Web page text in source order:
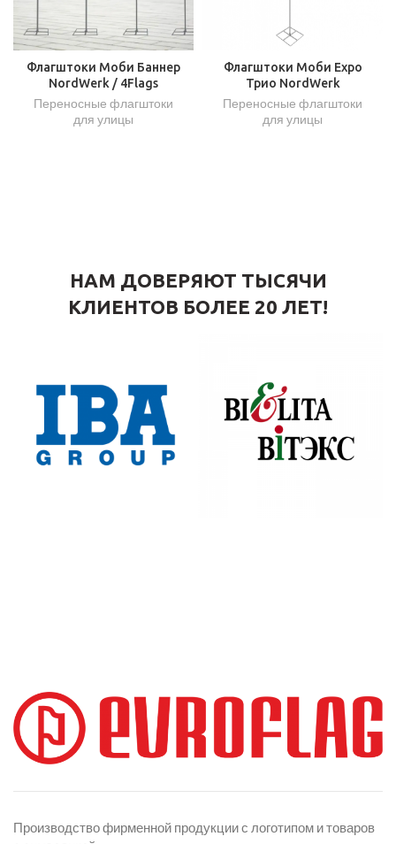
Флагштоки Моби Баннер
NordWerk / 4Flags
Переносные флагштоки
для улицы
Флагштоки Моби Expo
Трио NordWerk
Переносные флагштоки
для улицы
НАМ ДОВЕРЯЮТ ТЫСЯЧИ
КЛИЕНТОВ БОЛЕЕ 20 ЛЕТ!
Производство фирменной продукции с логотипом и товаров